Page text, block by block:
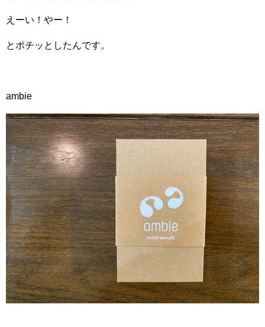
えーい！やー！
とポチッとしたんです。
ambie